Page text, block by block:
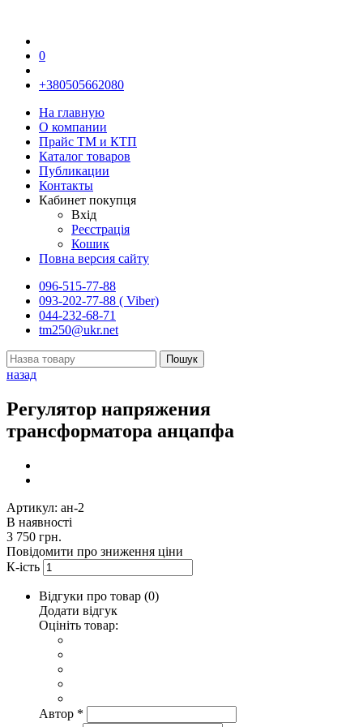
0
+380505662080
На главную
О компании
Прайс TM и КТП
Каталог товаров
Публикации
Контакты
Кабинет покупця
Вхід
Реєстрація
Кошик
Повна версия сайту
096-515-77-88
093-202-77-88 ( Viber)
044-232-68-71
tm250@ukr.net
назад
Регулятор напряжения
трансформатора анцапфа
Артикул: ан-2
В наявності
3 750 грн.
Повідомити про зниження ціни
К-ість
Відгуки про товар (0)
Додати відгук
Оцініть товар:
Автор *